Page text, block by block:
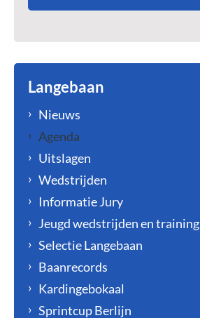
Langebaan
Nieuws
Agenda
Uitslagen
Wedstrijden
Informatie Jury
Jeugd wedstrijden en training
Selectie Langebaan
Baanrecords
Kardingebokaal
Sprintcup Berlijn